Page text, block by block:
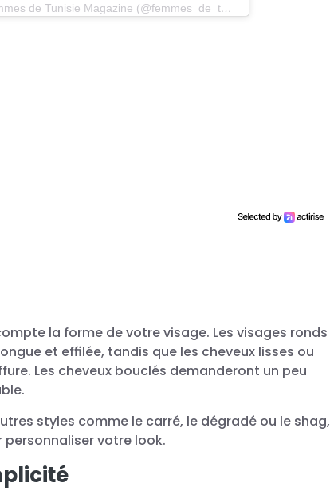
Une publication partagée par Femmes de Tunisie Magazine (@femmes_de_tunisie_officiel)
la forme de votre visage. Les visages ronds
et effilée, tandis que les cheveux lisses ou
Les cheveux bouclés demanderont un peu
styles comme le carré, le dégradé ou le shag,
votre look.